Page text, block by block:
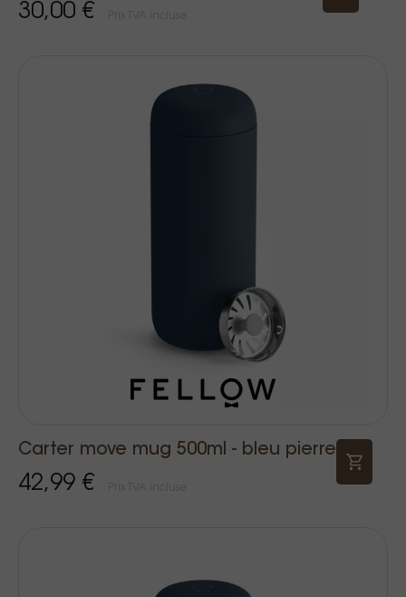
30,00 €
Carter move mug 500ml - bleu pierre
42,99 €